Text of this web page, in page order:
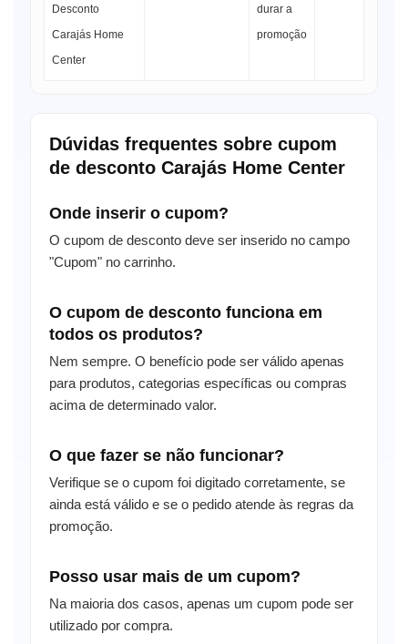
Desconto
Carajás Home
Center
durar a
promoção
Dúvidas frequentes sobre cupom
de desconto Carajás Home Center
Onde inserir o cupom?
O cupom de desconto deve ser inserido no campo
"Cupom" no carrinho.
O cupom de desconto funciona em
todos os produtos?
Nem sempre. O benefício pode ser válido apenas
para produtos, categorias específicas ou compras
acima de determinado valor.
O que fazer se não funcionar?
Verifique se o cupom foi digitado corretamente, se
ainda está válido e se o pedido atende às regras da
promoção.
Posso usar mais de um cupom?
Na maioria dos casos, apenas um cupom pode ser
utilizado por compra.